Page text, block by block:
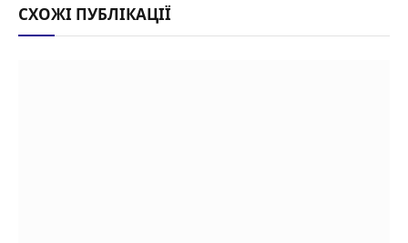
СХОЖІ ПУБЛІКАЦІЇ